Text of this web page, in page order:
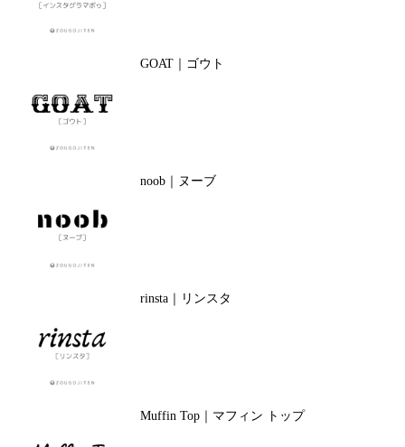
GOAT｜ゴウト
noob｜ヌーブ
rinsta｜リンスタ
Muffin Top｜マフィン トップ